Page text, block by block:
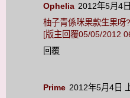
Ophelia 2012年5月4
柚子青係咪果款生果呀?
[版主回覆05/05/2012
回覆
Prime 2012年5月4日